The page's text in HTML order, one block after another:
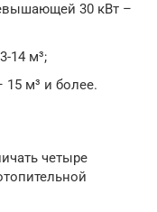
30 кВт –
14 м³;
м³ и более.
четыре